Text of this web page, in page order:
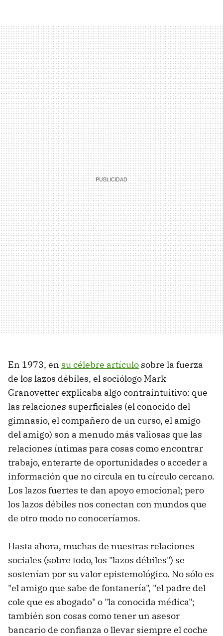
En 1973, en su célebre artículo sobre la fuerza
de los lazos débiles, el sociólogo Mark
Granovetter explicaba algo contraintuitivo: que
las relaciones superficiales (el conocido del
gimnasio, el compañero de un curso, el amigo
del amigo) son a menudo más valiosas que las
relaciones íntimas para cosas como encontrar
trabajo, enterarte de oportunidades o acceder a
información que no circula en tu círculo cercano.
Los lazos fuertes te dan apoyo emocional; pero
los lazos débiles nos conectan con mundos que
de otro modo no conoceríamos.
Hasta ahora, muchas de nuestras relaciones
sociales (sobre todo, los "lazos débiles") se
sostenían por su valor epistemológico. No sólo es
"el amigo que sabe de fontanería", "el padre del
cole que es abogado" o "la conocida médica";
también son cosas como tener un asesor
bancario de confianza o llevar siempre el coche